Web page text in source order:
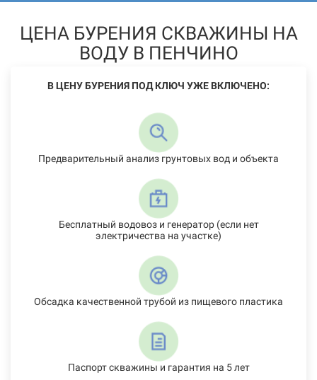
ЦЕНА БУРЕНИЯ СКВАЖИНЫ НА
ВОДУ В ПЕНЧИНО
В ЦЕНУ БУРЕНИЯ ПОД КЛЮЧ УЖЕ ВКЛЮЧЕНО:
Предварительный анализ грунтовых вод и объекта
Бесплатный водовоз и генератор (если нет
электричества на участке)
Обсадка качественной трубой из пищевого пластика
Паспорт скважины и гарантия на 5 лет